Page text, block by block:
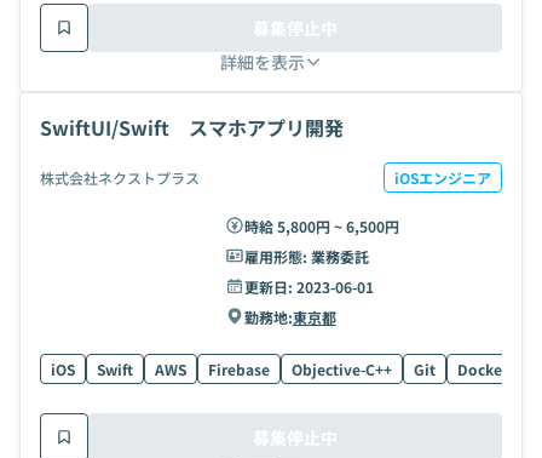
詳細を表示
募集停止中
SwiftUI/Swift スマホアプリ開発
株式会社ネクストプラス iOSエンジニア
時給 5,800円 ~ 6,500円
雇用形態: 業務委託
更新日: 2023-06-01
勤務地:東京都
iOS Swift AWS Firebase Objective-C++ Git Docker
募集停止中